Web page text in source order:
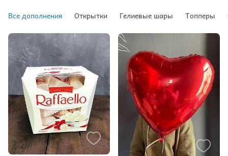
Все дополнения Открытки Гелиевые шары Топперы